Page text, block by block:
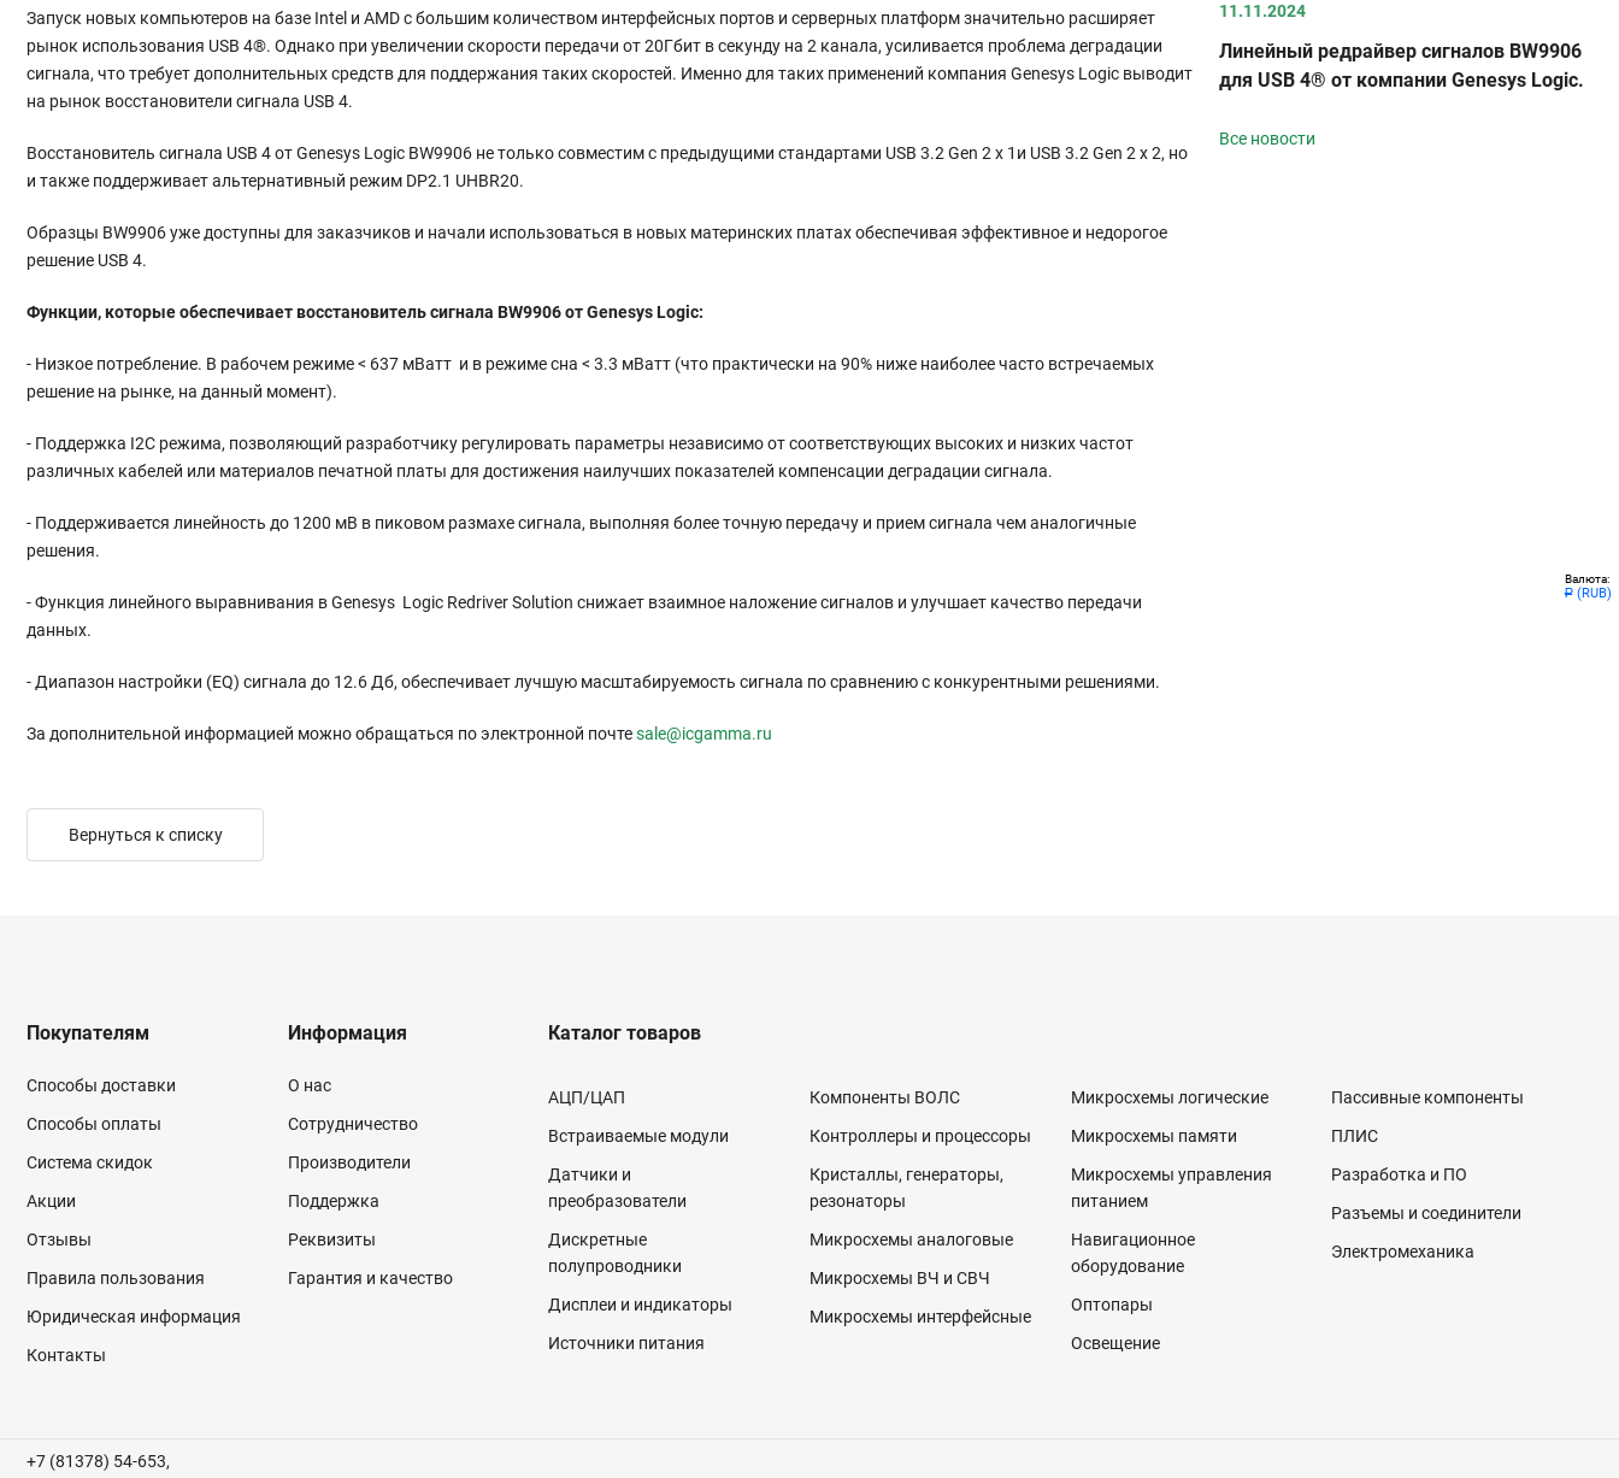
Валюта:
Р (RUB)
Запуск новых компьютеров на базе Intel и AMD с большим количеством интерфейсных портов и серверных платформ значительно расширяет
рынок использования USB 4®. Однако при увеличении скорости передачи от 20Гбит в секунду на 2 канала, усиливается проблема деградации
сигнала, что требует дополнительных средств для поддержания таких скоростей. Именно для таких применений компания Genesys Logic выводит
на рынок восстановители сигнала USB 4.
Восстановитель сигнала USB 4 от Genesys Logic BW9906 не только совместим с предыдущими стандартами USB 3.2 Gen 2 x 1и USB 3.2 Gen 2 x 2, но
и также поддерживает альтернативный режим DP2.1 UHBR20.
Образцы BW9906 уже доступны для заказчиков и начали использоваться в новых материнских платах обеспечивая эффективное и недорогое
решение USB 4.
Функции, которые обеспечивает восстановитель сигнала BW9906 отGenesysLogic:
- Низкое потребление. В рабочем режиме < 637 мВатт и в режиме сна < 3.3 мВатт (что практически на 90% ниже наиболее часто встречаемых
решение на рынке, на данный момент).
- Поддержка I2C режима, позволяющий разработчику регулировать параметры независимо от соответствующих высоких и низких частот
различных кабелей или материалов печатной платы для достижения наилучших показателей компенсации деградации сигнала.
- Поддерживается линейность до 1200 мВ в пиковом размахе сигнала, выполняя более точную передачу и прием сигнала чем аналогичные
решения.
- Функция линейного выравнивания в Genesys Logic Redriver Solution снижает взаимное наложение сигналов и улучшает качество передачи
данных.
- Диапазон настройки (EQ) сигнала до 12.6 Дб, обеспечивает лучшую масштабируемость сигнала по сравнению с конкурентными решениями.
За дополнительной информацией можно обращаться по электронной почтеsale@icgamma.ru
11.11.2024
Линейный редрайвер сигналов BW9906
для USB 4® от компании Genesys Logic.
Все новости
Вернуться к списку
Покупателям
Способы доставки
Способы оплаты
Система скидок
Акции
Отзывы
Правила пользования
Юридическая информация
Контакты
Информация
О нас
Сотрудничество
Производители
Поддержка
Реквизиты
Гарантия и качество
Каталог товаров
АЦП/ЦАП
Встраиваемые модули
Датчики и
преобразователи
Дискретные
полупроводники
Дисплеи и индикаторы
Источники питания
Компоненты ВОЛС
Контроллеры и процессоры
Кристаллы, генераторы,
резонаторы
Микросхемы аналоговые
Микросхемы ВЧ и СВЧ
Микросхемы интерфейсные
Микросхемы логические
Микросхемы памяти
Микросхемы управления
питанием
Навигационное
оборудование
Оптопары
Освещение
Пассивные компоненты
ПЛИС
Разработка и ПО
Разъемы и соединители
Электромеханика
+7 (81378) 54-653,